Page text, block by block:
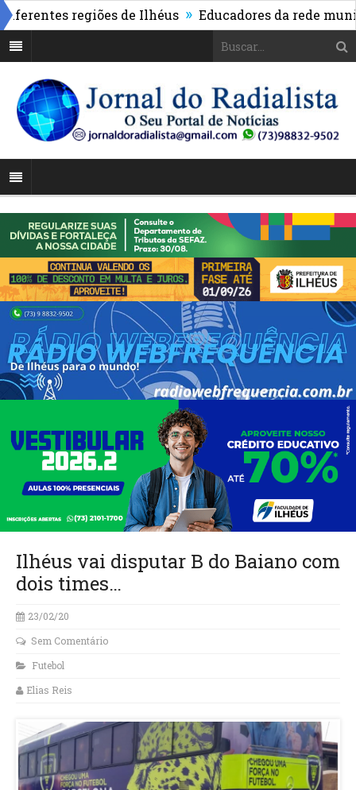
regiões de Ilhéus » Educadores da rede
Ilhéus vai disputar B do Baiano com
dois times…
23/02/20
Sem Comentário
Futebol
Elias Reis